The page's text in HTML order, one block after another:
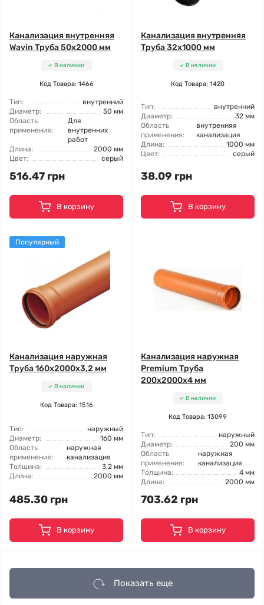
Канализация внутренняя
Wavin Труба 50x2000 мм
В наличии
Код Товара: 1466
Тип:
внутренний
Диаметр:
50 мм
Область
применения:
Для
внутренних
работ
Длина:
2000 мм
Цвет:
серый
516.47 грн
В корзину
Канализация внутренняя
Труба 32x1000 мм
В наличии
Код Товара: 1420
Тип:
внутренний
Диаметр:
32 мм
Область
применения:
внутренняя
канализация
Длина:
1000 мм
Цвет:
серый
38.09 грн
В корзину
Популярный
Канализация наружная
Труба 160x2000x3,2 мм
В наличии
Код Товара: 1516
Тип:
наружный
Диаметр:
160 мм
Область
применения:
наружная
канализация
Толщина:
3,2 мм
Длина:
2000 мм
485.30 грн
В корзину
Канализация наружная
Premium Труба
200x2000x4 мм
В наличии
Код Товара: 13099
Тип:
наружный
Диаметр:
200 мм
Область
применения:
наружная
канализация
Толщина:
4 мм
Длина:
2000 мм
703.62 грн
В корзину
Показать еще